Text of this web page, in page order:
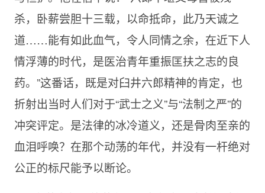
杀，卧薪尝胆十三载，以命抵命，此乃天诚之
道……能有如此血气，令人同情之余，在近下人
情浮薄的时代，是医治青年重振匡扶之志的良
药。”这番话，既是对臼井六郎精神的肯定，也
折射出当时人们对于“武士之义”与“法制之严”的
冲突评定。是法律的冰冷道义，还是骨肉至亲的
血泪呼唤？在那个动荡的年代，并没有一杆绝对
公正的标尺能予以断论。